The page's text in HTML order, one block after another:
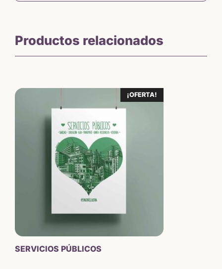
Productos relacionados
¡OFERTA!
SERVICIOS PÚBLICOS